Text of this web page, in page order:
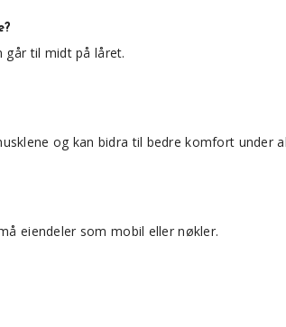
til midt på låret.
og kan bidra til bedre komfort under
eiendeler som mobil eller nøkler.